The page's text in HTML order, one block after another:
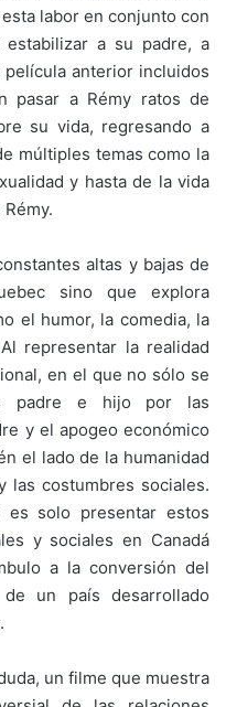
labor en conjunto con
estabilizar a su padre, a
anterior incluidos
pasar a Rémy ratos de
su vida, regresando a
múltiples temas como la
y hasta de la vida
altas y bajas de
sino que explora
el humor, la comedia, la
representar la realidad
en el que no sólo se
padre e hijo por las
y el apogeo económico
el lado de la humanidad
las costumbres sociales.
solo presentar estos
y sociales en Canadá
a la conversión del
un país desarrollado
un filme que muestra